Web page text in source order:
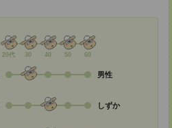
20代 30 40 50 60
男性
しずか